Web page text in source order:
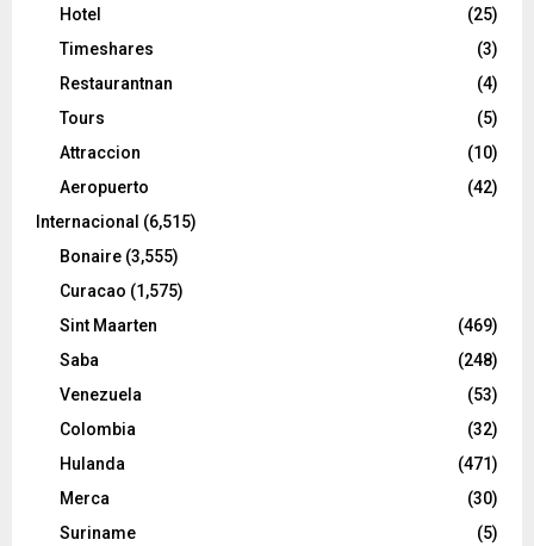
Hotel
(25)
Timeshares
(3)
Restaurantnan
(4)
Tours
(5)
Attraccion
(10)
Aeropuerto
(42)
Internacional (6,515)
Bonaire (3,555)
Curacao (1,575)
Sint Maarten
(469)
Saba
(248)
Venezuela
(53)
Colombia
(32)
Hulanda
(471)
Merca
(30)
Suriname
(5)